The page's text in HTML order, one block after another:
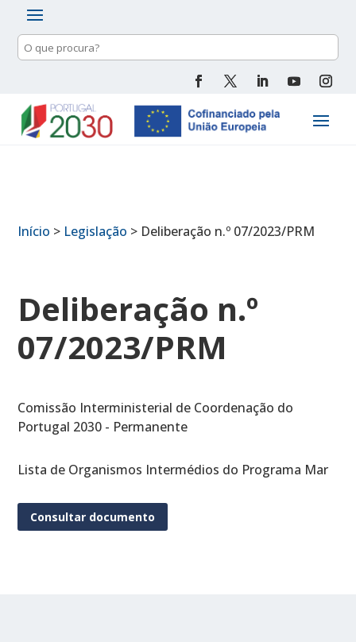
Pesquisa
de
Início > Legislação > Deliberação n.º 07/2023/PRM
Deliberação n.º
07/2023/PRM
Comissão Interministerial de Coordenação do
Portugal 2030 - Permanente
Lista de Organismos Intermédios do Programa Mar
Consultar documento